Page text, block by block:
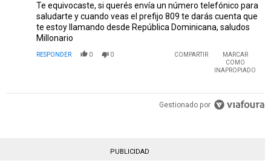
Te equivocaste, si querés envía un número telefónico para
saludarte y cuando veas el prefijo 809 te darás cuenta que
te estoy llamando desde República Dominicana, saludos
Millonario
RESPONDER 0 0 COMPARTIR
MARCAR
COMO
INAPROPIADO
Gestionado por
PUBLICIDAD